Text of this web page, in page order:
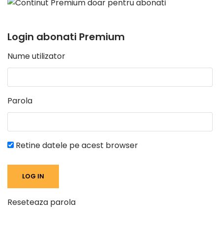
Login abonati Premium
Nume utilizator
Parola
Retine datele pe acest browser
Reseteaza parola